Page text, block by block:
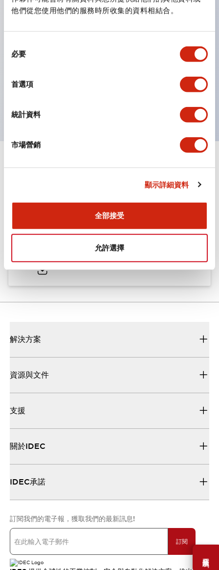
他們從您使用他們的服務時所收集的資料相結合。
必要
首選項
統計資料
市場營銷
顯示詳細資料
全部接受
允許選擇
需要幫助嗎？
提供72種標準迴路
透過6種形式與接點模組段數的組合，可實現各種接點構
造。
配備可確認接點狀態的指示燈，並提供手柄操作型、鑰匙
手柄可從6種中選擇
文件和檔案
型錄和宣傳手冊 CAD檔 認證與標準 技術文件
ø25/30 系列 CS型 凸輪開關
793.91KB
解決方案
資源與文件
支援
關於IDEC
IDEC承諾
訂閱我們的電子報，獲取我們的最新訊息!
訂閱